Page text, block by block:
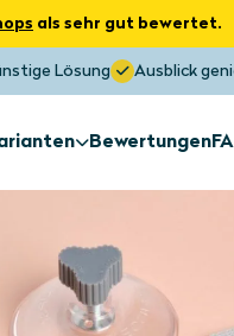
als sehr gut bewertet.
Lösung Ausblick
Sonnenschutz
Bewertungen